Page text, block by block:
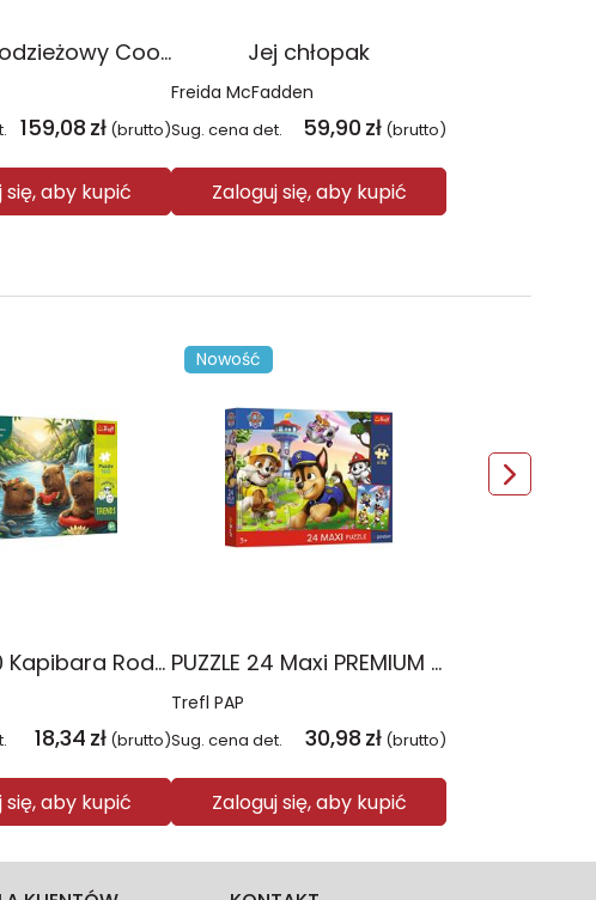
Plecak młodzieżowy Coolpack Jerry Daisy Black
159,08 zł (brutto)
się, aby kupić
Jej chłopak
Freida McFadden
Sug. cena det. 59,90 zł (brutto)
Zaloguj się, aby kupić
PUZZLE 160 Kapibara Rodzina Treflików 15446
18,34 zł (brutto)
się, aby kupić
Nowość
PUZZLE 24 Maxi PREMIUM PLUS KIDS Wesoły spacer Psi Patrol 14388
Trefl PAP
Sug. cena det. 30,98 zł (brutto)
Zaloguj się, aby kupić